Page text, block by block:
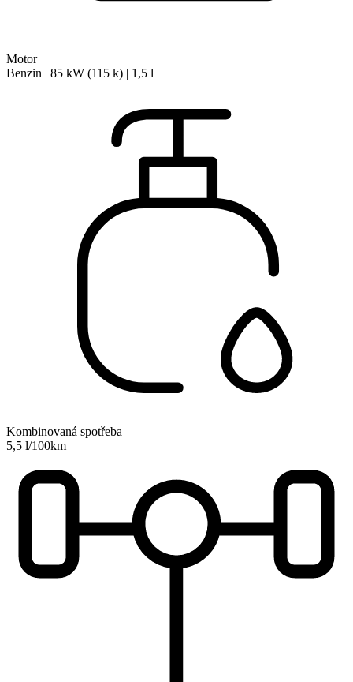
Motor
Benzin | 85 kW (115 k) | 1,5 l
Kombinovaná spotřeba
5,5 l/100km